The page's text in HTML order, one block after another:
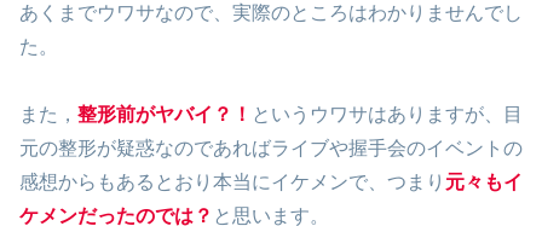
あくまでウワサなので、実際のところはわかりませんでし
た。
また， 整形前がヤバイ？！ というウワサはありますが、目
元の整形が疑惑なのであればライブや握手会のイベントの
感想からもあるとおり本当にイケメンで、つまり 元々もイ
ケメンだったのでは？ と思います。